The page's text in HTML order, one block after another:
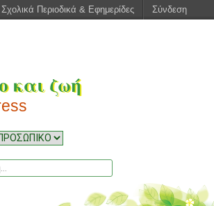
και ζωή
Περιοδικά & Εφημερίδες Σύνδεση